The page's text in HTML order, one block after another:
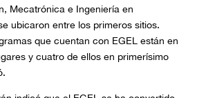
Mecatrónica e Ingeniería en
ubicaron entre los primeros sitios.
que cuentan con EGEL están en
y cuatro de ellos en primerísimo